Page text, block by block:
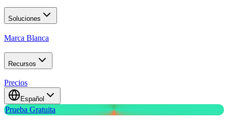
Soluciones
Marca Blanca
Recursos
Precios
Español
Prueba Gratuita